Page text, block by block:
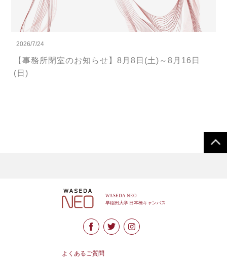
2026/7/24
【事務所閉室のお知らせ】8月8日(土)～8月16日
(日)
よくあるご質問